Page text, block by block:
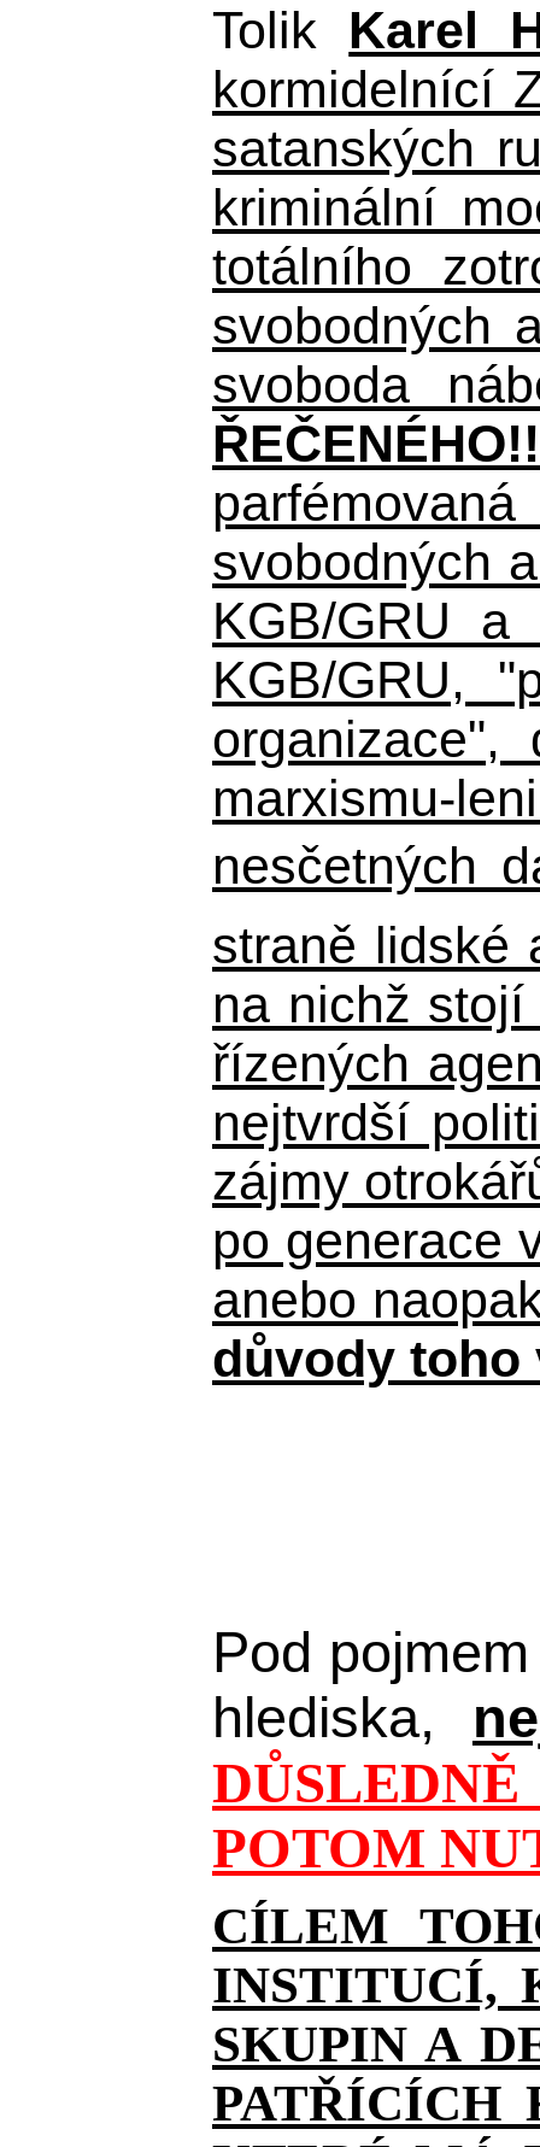
Tolik Karel
kormidelnící
satanských
kriminální
totálního
svobodných
svoboda
svobodných
KGB/GRU
KGB/GRU,
organizace",
marxismu-
nesčetných
straně lidské
na nichž
řízených
nejtvrdší
zájmy
po generace
anebo
důvody toho
Pod pojmem
hlediska,
POTOM
CÍLEM
INSTITUCÍ,
SKUPIN A
PATŘÍCÍCH